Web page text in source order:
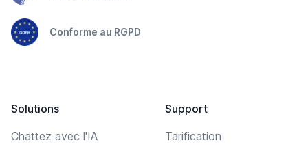
Conforme au RGPD
Solutions
Chattez avec l'IA
Support
Tarification